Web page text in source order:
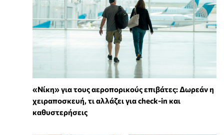
«Νίκη» για τους αεροπορικούς επιβάτες: Δωρεάν η
χειραποσκευή, τι αλλάζει για check-in και
καθυστερήσεις